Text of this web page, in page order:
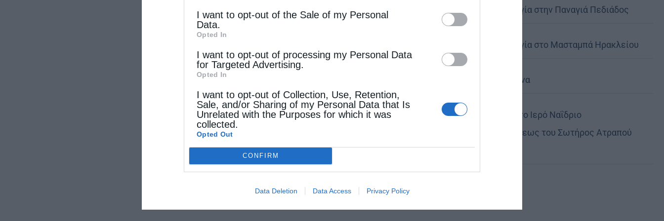
I want to opt-out of the Sale of my Personal
Data.
Opted In
I want to opt-out of processing my Personal Data
for Targeted Advertising.
Opted In
I want to opt-out of Collection, Use, Retention,
Sale, and/or Sharing of my Personal Data that Is
Unrelated with the Purposes for which it was
collected.
Opted Out
CONFIRM
Data Deletion Data Access Privacy Policy
Θεία Λειτουργία στην Παναγιά Πεδιάδος
Θεία Λειτουργία στο Μασταμπά Ηρακλείου
Τα Ιερά Κείμενα
Πανηγυρίζει το Ιερό Ναΐδριο
Μεταμορφώσεως του Σωτήρος Ατραπού
Φλώρινας